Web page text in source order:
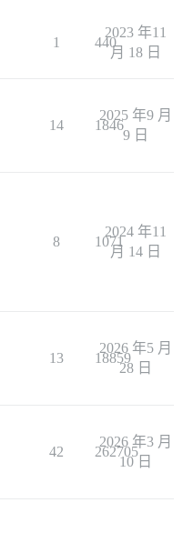
1 440
2023 年11
月 18 日
14 1846
2025 年9 月
9 日
8 1071
2024 年11
月 14 日
13 18859
2026 年5 月
28 日
42 262705
2026 年3 月
10 日